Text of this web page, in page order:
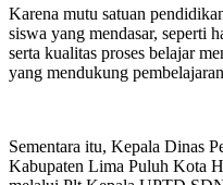
Karena mutu satuan
siswa yang mendasar, seperti
serta kualitas proses belajar
yang mendukung
Sementara itu, Kepala Dinas
Kabupaten Lima Puluh Kota